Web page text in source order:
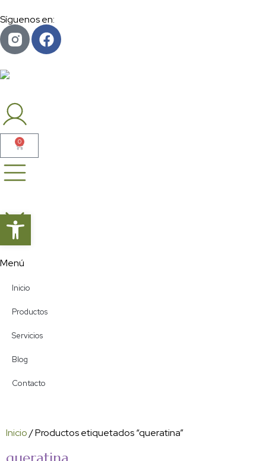
Síguenos en:
0
Menú
Inicio
Productos
Servicios
Blog
Contacto
Inicio/ Productos etiquetados “queratina”
Abrir barra de herramientas